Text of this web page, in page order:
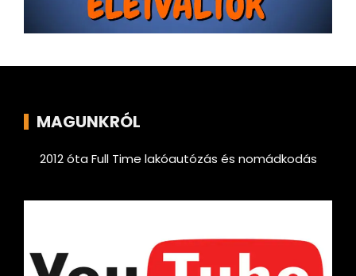
MAGUNKRÓL
2012 óta Full Time lakóautózás és nomádkodás